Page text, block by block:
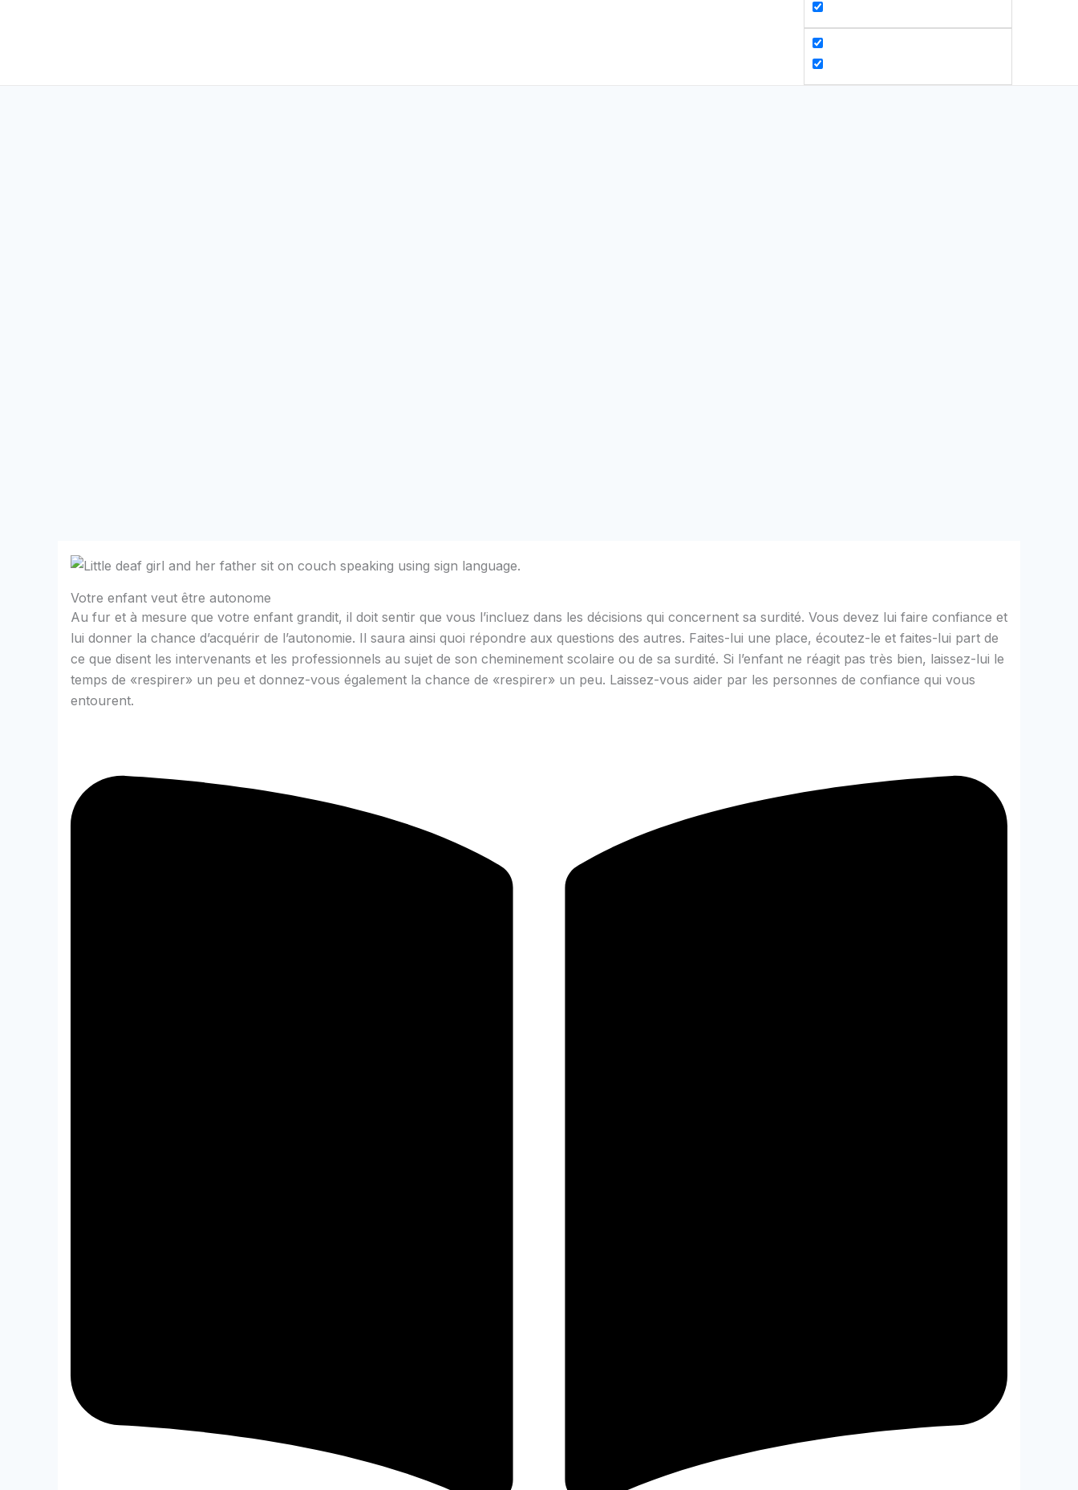
Votre enfant veut être autonome
Au fur et à mesure que votre enfant grandit, il doit sentir que vous l’incluez dans les décisions qui concernent sa surdité. Vous devez lui faire confiance et
lui donner la chance d’acquérir de l’autonomie. Il saura ainsi quoi répondre aux questions des autres. Faites-lui une place, écoutez-le et faites-lui part de
ce que disent les intervenants et les professionnels au sujet de son cheminement scolaire ou de sa surdité. Si l’enfant ne réagit pas très bien, laissez-lui le
temps de «respirer» un peu et donnez-vous également la chance de «respirer» un peu. Laissez-vous aider par les personnes de confiance qui vous
entourent.